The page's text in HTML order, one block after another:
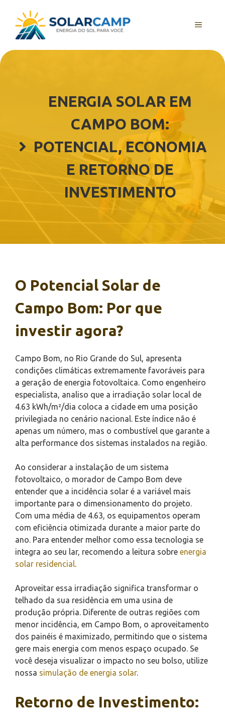
conteúdo
MENU
ENERGIA SOLAR EM
CAMPO BOM:
POTENCIAL, ECONOMIA
E RETORNO DE
INVESTIMENTO
O Potencial Solar de
Campo Bom: Por que
investir agora?
Campo Bom, no Rio Grande do Sul, apresenta
condições climáticas extremamente favoráveis para
a geração de energia fotovoltaica. Como engenheiro
especialista, analiso que a irradiação solar local de
4.63 kWh/m²/dia coloca a cidade em uma posição
privilegiada no cenário nacional. Este índice não é
apenas um número, mas o combustível que garante a
alta performance dos sistemas instalados na região.
Ao considerar a instalação de um sistema
fotovoltaico, o morador de Campo Bom deve
entender que a incidência solar é a variável mais
importante para o dimensionamento do projeto.
Com uma média de 4.63, os equipamentos operam
com eficiência otimizada durante a maior parte do
ano. Para entender melhor como essa tecnologia se
integra ao seu lar, recomendo a leitura sobre energia
solar residencial
Aproveitar essa irradiação significa transformar o
telhado da sua residência em uma usina de
produção própria. Diferente de outras regiões com
menor incidência, em Campo Bom, o aproveitamento
dos painéis é maximizado, permitindo que o sistema
gere mais energia com menos espaço ocupado. Se
você deseja visualizar o impacto no seu bolso, utilize
nossa simulação de energia solar.
Retorno de Investimento: